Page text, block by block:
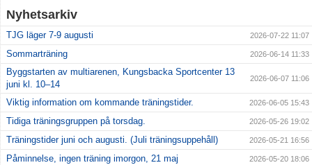
Bildgalleri
styrelse
Drogpolicy
Nyhetsarkiv
TJG läger 7-9 augusti 2026-07-22 11:07
Sommarträning 2026-06-14 11:33
Byggstarten av multiarenen, Kungsbacka Sportcenter 13
juni kl. 10–14
2026-06-07 11:06
Viktig information om kommande träningstider. 2026-06-05 15:43
Tidiga träningsgruppen på torsdag. 2026-05-26 19:02
Träningstider juni och augusti. (Juli träningsuppehåll) 2026-05-21 16:56
Påminnelse, ingen träning imorgon, 21 maj 2026-05-20 18:06